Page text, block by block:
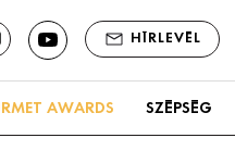
HÍRLEVÉL
AWARDS SZÉPSÉG